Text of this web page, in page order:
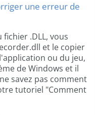
une erreur de
.DLL, vous
et le copier
ou du jeu,
de Windows et il
savez pas comment
tutoriel "Comment